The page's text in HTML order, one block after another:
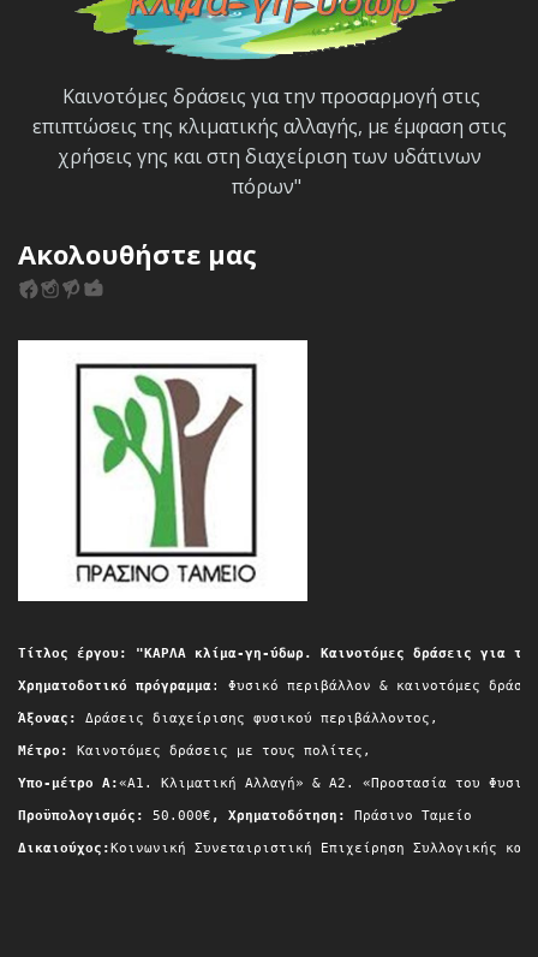
Καινοτόμες δράσεις για την προσαρμογή στις
επιπτώσεις της κλιματικής αλλαγής, με έμφαση στις
χρήσεις γης και στη διαχείριση των υδάτινων
πόρων"
Ακολουθήστε μας
Τίτλος έργου: "ΚΑΡΛΑ κλίμα-γη-ύδωρ. Καινοτόμες δράσεις για
Χρηματοδοτικό πρόγραμμα: Φυσικό περιβάλλον & καινοτόμες
Άξονας: Δράσεις διαχείρισης φυσικού περιβάλλοντος,
Μέτρο: Καινοτόμες δράσεις με τους πολίτες,
Yπο-μέτρο A:«Α1. Κλιματική Αλλαγή» & A2. «Προστασία του
Προϋπολογισμός: 50.000€ , Χρηματοδότηση: Πράσινο Ταμείο
Δικαιούχος: Κοινωνική Συνεταιριστική Επιχείρηση Συλλογικής